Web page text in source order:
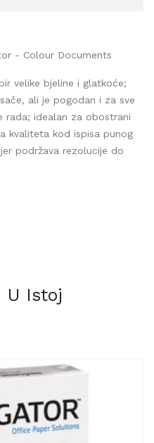
- Colour Documents
velike bjeline i glatkoće;
ali je pogodan i za sve
rada; idealan za obostrani
kvaliteta kod ispisa punog
podržava rezolucije do
U Istoj